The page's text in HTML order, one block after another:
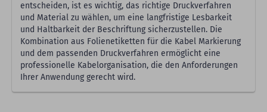
entscheiden, ist es wichtig, das richtige Druckverfahren
und Material zu wählen, um eine langfristige Lesbarkeit
und Haltbarkeit der Beschriftung sicherzustellen. Die
Kombination aus Folienetiketten für die Kabel Markierung
und dem passenden Druckverfahren ermöglicht eine
professionelle Kabelorganisation, die den Anforderungen
Ihrer Anwendung gerecht wird.